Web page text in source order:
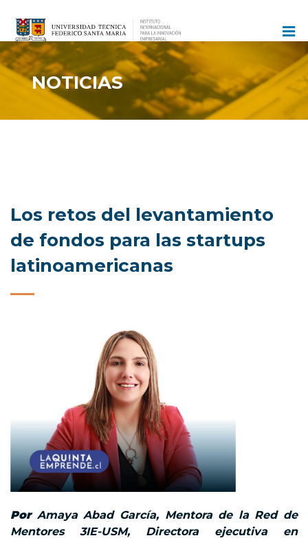
contenido
NOTICIAS
Los retos del levantamiento
de fondos para las startups
latinoamericanas
Por Amaya Abad García, Mentora de la Red de
Mentores 3IE-USM, Directora ejecutiva en